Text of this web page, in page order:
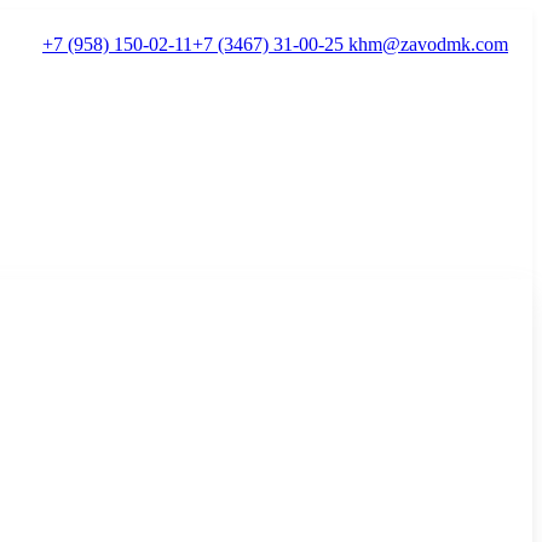
+7 (958) 150-02-11+7 (3467) 31-00-25 khm@zavodmk.com